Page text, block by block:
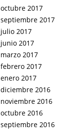
octubre 2017
septiembre 2017
julio 2017
junio 2017
marzo 2017
febrero 2017
enero 2017
diciembre 2016
noviembre 2016
octubre 2016
septiembre 2016